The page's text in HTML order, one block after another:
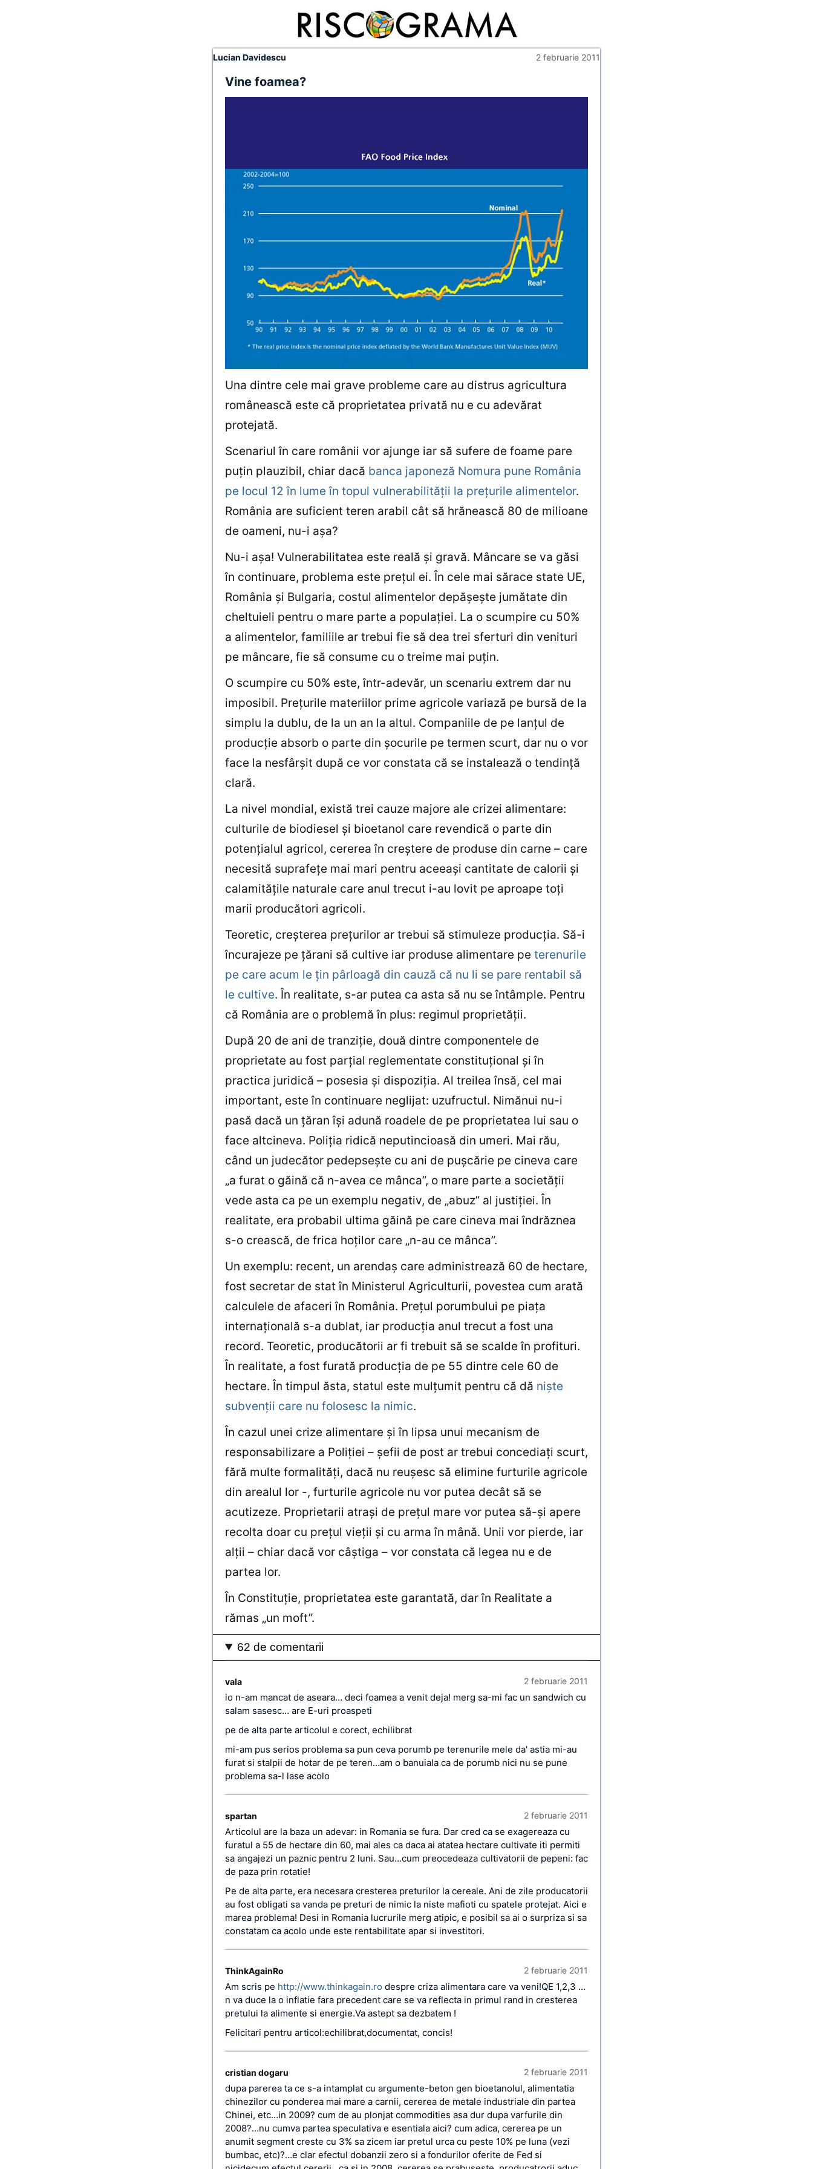
Lucian Davidescu 2 februarie 2011
Vine foamea?
Una dintre cele mai grave probleme care au distrus agricultura
românească este că proprietatea privată nu e cu adevărat
protejată.
Scenariul în care românii vor ajunge iar să sufere de foame pare
puţin plauzibil, chiar dacă banca japoneză Nomura pune România
pe locul 12 în lume în topul vulnerabilităţii la preţurile alimentelor.
România are suficient teren arabil cât să hrănească 80 de milioane
de oameni, nu-i aşa?
Nu-i aşa! Vulnerabilitatea este reală şi gravă. Mâncare se va găsi
în continuare, problema este preţul ei. În cele mai sărace state UE,
România şi Bulgaria, costul alimentelor depăşeşte jumătate din
cheltuieli pentru o mare parte a populaţiei. La o scumpire cu 50%
a alimentelor, familiile ar trebui fie să dea trei sferturi din venituri
pe mâncare, fie să consume cu o treime mai puţin.
O scumpire cu 50% este, într-adevăr, un scenariu extrem dar nu
imposibil. Preţurile materiilor prime agricole variază pe bursă de la
simplu la dublu, de la un an la altul. Companiile de pe lanţul de
producţie absorb o parte din şocurile pe termen scurt, dar nu o vor
face la nesfârşit după ce vor constata că se instalează o tendinţă
clară.
La nivel mondial, există trei cauze majore ale crizei alimentare:
culturile de biodiesel şi bioetanol care revendică o parte din
potenţialul agricol, cererea în creştere de produse din carne – care
necesită suprafeţe mai mari pentru aceeaşi cantitate de calorii şi
calamităţile naturale care anul trecut i-au lovit pe aproape toţi
marii producători agricoli.
Teoretic, creşterea preţurilor ar trebui să stimuleze producţia. Să-i
încurajeze pe ţărani să cultive iar produse alimentare pe terenurile
pe care acum le ţin pârloagă din cauză că nu li se pare rentabil să
le cultive. În realitate, s-ar putea ca asta să nu se întâmple. Pentru
că România are o problemă în plus: regimul proprietăţii.
După 20 de ani de tranziţie, două dintre componentele de
proprietate au fost parţial reglementate constituţional şi în
practica juridică – posesia şi dispoziţia. Al treilea însă, cel mai
important, este în continuare neglijat: uzufructul. Nimănui nu-i
pasă dacă un ţăran îşi adună roadele de pe proprietatea lui sau o
face altcineva. Poliţia ridică neputincioasă din umeri. Mai rău,
când un judecător pedepseşte cu ani de puşcărie pe cineva care
„a furat o găină că n-avea ce mânca”, o mare parte a societăţii
vede asta ca pe un exemplu negativ, de „abuz” al justiţiei. În
realitate, era probabil ultima găină pe care cineva mai îndrăznea
s-o crească, de frica hoţilor care „n-au ce mânca”.
Un exemplu: recent, un arendaş care administrează 60 de hectare,
fost secretar de stat în Ministerul Agriculturii, povestea cum arată
calculele de afaceri în România. Preţul porumbului pe piaţa
internaţională s-a dublat, iar producţia anul trecut a fost una
record. Teoretic, producătorii ar fi trebuit să se scalde în profituri.
În realitate, a fost furată producţia de pe 55 dintre cele 60 de
hectare. În timpul ăsta, statul este mulţumit pentru că dă nişte
subvenţii care nu folosesc la nimic.
În cazul unei crize alimentare şi în lipsa unui mecanism de
responsabilizare a Poliţiei – şefii de post ar trebui concediaţi scurt,
fără multe formalităţi, dacă nu reuşesc să elimine furturile agricole
din arealul lor -, furturile agricole nu vor putea decât să se
acutizeze. Proprietarii atraşi de preţul mare vor putea să-şi apere
recolta doar cu preţul vieţii şi cu arma în mână. Unii vor pierde, iar
alţii – chiar dacă vor câştiga – vor constata că legea nu e de
partea lor.
În Constituţie, proprietatea este garantată, dar în Realitate a
rămas „un moft”.
62 de comentarii
vala 2 februarie 2011
io n-am mancat de aseara… deci foamea a venit deja! merg sa-mi fac un sandwich cu
salam sasesc… are E-uri proaspeti
pe de alta parte articolul e corect, echilibrat
mi-am pus serios problema sa pun ceva porumb pe terenurile mele da' astia mi-au
furat si stalpii de hotar de pe teren…am o banuiala ca de porumb nici nu se pune
problema sa-l lase acolo
spartan 2 februarie 2011
Articolul are la baza un adevar: in Romania se fura. Dar cred ca se exagereaza cu
furatul a 55 de hectare din 60, mai ales ca daca ai atatea hectare cultivate iti permiti
sa angajezi un paznic pentru 2 luni. Sau…cum preocedeaza cultivatorii de pepeni: fac
de paza prin rotatie!
Pe de alta parte, era necesara cresterea preturilor la cereale. Ani de zile producatorii
au fost obligati sa vanda pe preturi de nimic la niste mafioti cu spatele protejat. Aici e
marea problema! Desi in Romania lucrurile merg atipic, e posibil sa ai o surpriza si sa
constatam ca acolo unde este rentabilitate apar si investitori.
ThinkAgainRo 2 februarie 2011
Am scris pe http://www.thinkagain.ro despre criza alimentara care va veni!QE 1,2,3 …
n va duce la o inflatie fara precedent care se va reflecta in primul rand in cresterea
pretului la alimente si energie.Va astept sa dezbatem !
Felicitari pentru articol:echilibrat,documentat, concis!
cristian dogaru 2 februarie 2011
dupa parerea ta ce s-a intamplat cu argumente-beton gen bioetanolul, alimentatia
chinezilor cu ponderea mai mare a carnii, cererea de metale industriale din partea
Chinei, etc…in 2009? cum de au plonjat commodities asa dur dupa varfurile din
2008?…nu cumva partea speculativa e esentiala aici? cum adica, cererea pe un
anumit segment creste cu 3% sa zicem iar pretul urca cu peste 10% pe luna (vezi
bumbac, etc)?…e clar efectul dobanzii zero si a fondurilor oferite de Fed si